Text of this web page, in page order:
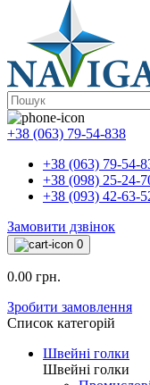
+38 (063) 79-54-838
+38 (063) 79-54-
+38 (098) 25-24-
+38 (093) 42-63-
Замовити дзвінок
0
0.00 грн.
Зробити замовлення
Список категорій
Швейні голки
Швейні голки